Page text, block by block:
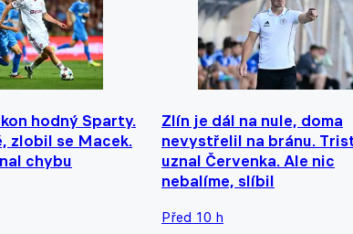
hodný Sparty.
zlobil se Macek.
chybu
Zlín je dál na nule, doma
nevystřelil na bránu.
uznal Červenka. Ale nic
nebalíme, slíbil
Před 10 h